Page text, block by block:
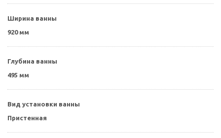
Ширина ванны
920 мм
Глубина ванны
495 мм
Вид установки ванны
Пристенная